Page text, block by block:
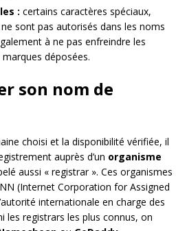
: certains caractères spéciaux,
sont pas autorisés dans les noms
à ne pas enfreindre les
déposées.
son nom de
choisi et la disponibilité vérifiée, il
auprès d’un organisme
aussi « registrar ». Ces organismes
(Internet Corporation for Assigned
internationale en charge des
les registrars les plus connus, on